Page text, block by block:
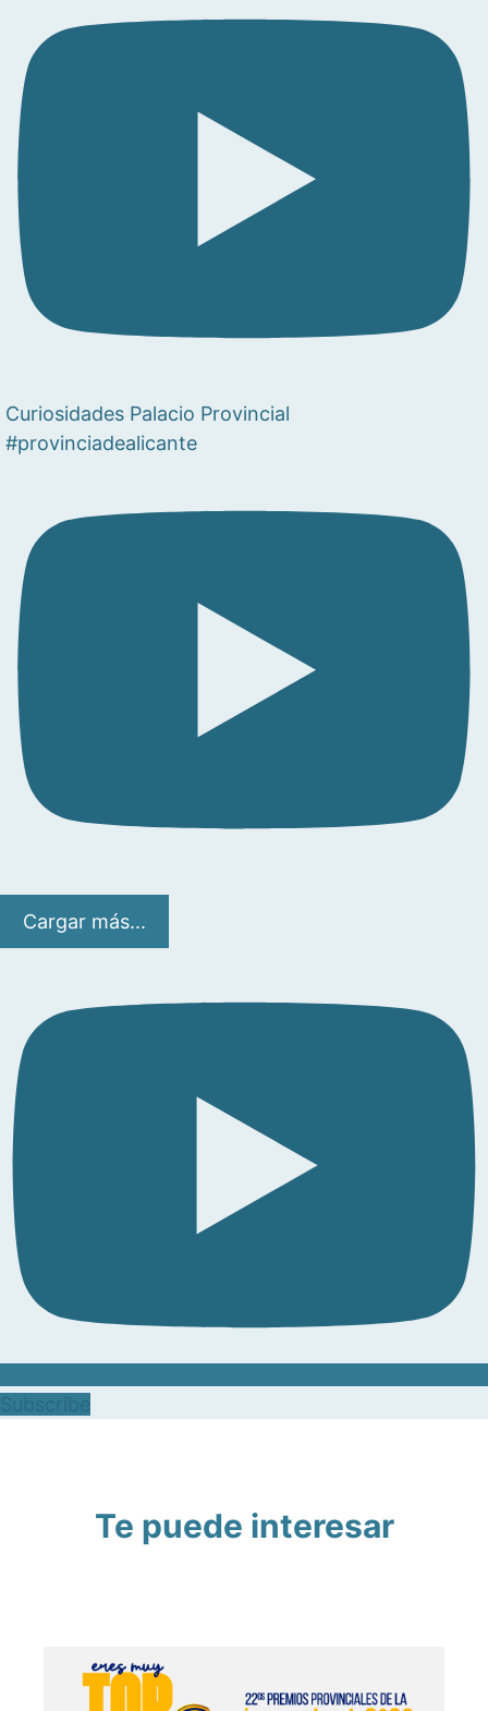
Curiosidades Palacio Provincial
#provinciadealicante
Cargar más...
Te puede interesar